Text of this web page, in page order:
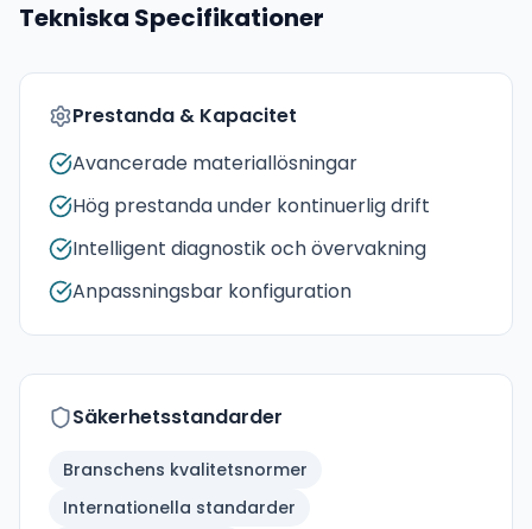
Tekniska Specifikationer
Prestanda & Kapacitet
Avancerade materiallösningar
Hög prestanda under kontinuerlig drift
Intelligent diagnostik och övervakning
Anpassningsbar konfiguration
Säkerhetsstandarder
Branschens kvalitetsnormer
Internationella standarder